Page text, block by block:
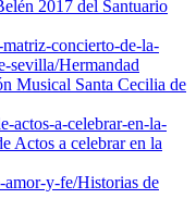
2017 del Santuario
concierto-de-la-
sevilla/Hermandad
Musical Santa Cecilia de
actos-a-celebrar-en-la-
Actos a celebrar en la
amor-y-fe/Historias de